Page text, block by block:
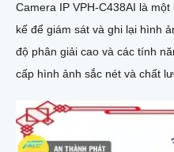
Camera IP VPH-C438AI là
kế để giám sát và ghi lại hình
độ phân giải cao và các tính
cấp hình ảnh sắc nét và chất